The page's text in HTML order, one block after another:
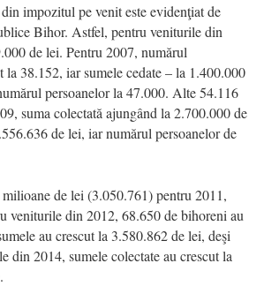
impozitul pe venit este evidenţiat de
Bihor. Astfel, pentru veniturile din
de lei. Pentru 2007, numărul
38.152, iar sumele cedate – la 1.400.000
persoanelor la 47.000. Alte 54.116
suma colectată ajungând la 2.700.000 de
de lei, iar numărul persoanelor de
de lei (3.050.761) pentru 2011,
veniturile din 2012, 68.650 de bihoreni au
au crescut la 3.580.862 de lei, deşi
2014, sumele colectate au crescut la